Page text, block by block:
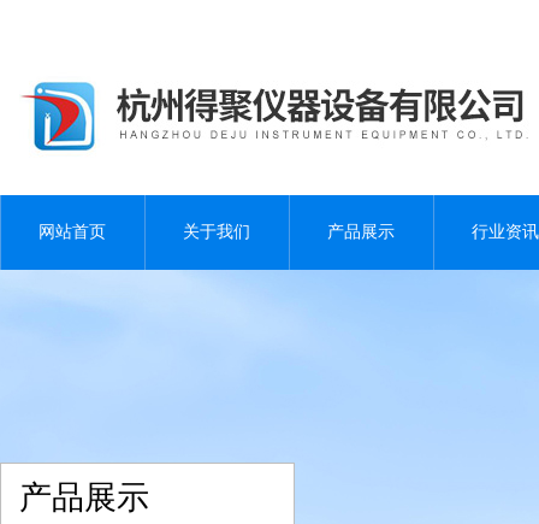
网站首页 关于我们 产品展示 行业资讯
产品展示